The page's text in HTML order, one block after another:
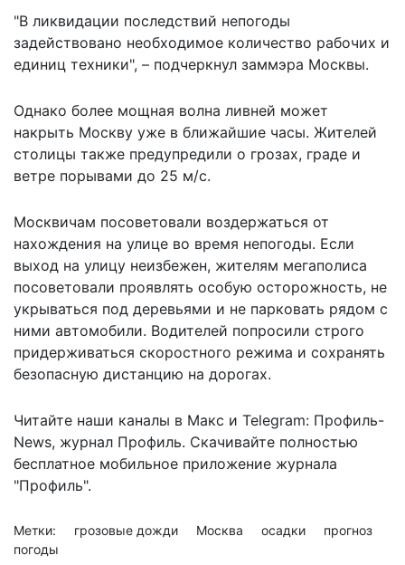
"В ликвидации последствий непогоды
задействовано необходимое количество рабочих и
единиц техники", – подчеркнул заммэра Москвы.
Однако более мощная волна ливней может
накрыть Москву уже в ближайшие часы. Жителей
столицы также предупредили о грозах, граде и
ветре порывами до 25 м/c.
Москвичам посоветовали воздержаться от
нахождения на улице во время непогоды. Если
выход на улицу неизбежен, жителям мегаполиса
посоветовали проявлять особую осторожность, не
укрываться под деревьями и не парковать рядом с
ними автомобили. Водителей попросили строго
придерживаться скоростного режима и сохранять
безопасную дистанцию на дорогах.
Читайте наши каналы в Макс и Telegram: Профиль-
News, журнал Профиль. Скачивайте полностью
бесплатное мобильное приложение журнала
"Профиль".
Метки: грозовые дожди Москва осадки
прогноз
погоды